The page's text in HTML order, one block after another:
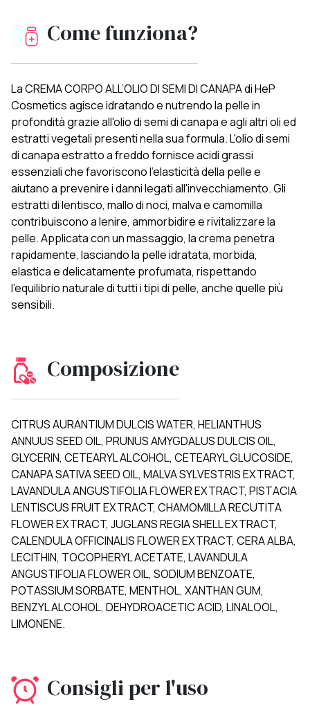
Come funziona?
La CREMA CORPO ALL’OLIO DI SEMI DI CANAPA di HeP
Cosmetics agisce idratando e nutrendo la pelle in
profondità grazie all'olio di semi di canapa e agli altri oli ed
estratti vegetali presenti nella sua formula. L'olio di semi
di canapa estratto a freddo fornisce acidi grassi
essenziali che favoriscono l'elasticità della pelle e
aiutano a prevenire i danni legati all'invecchiamento. Gli
estratti di lentisco, mallo di noci, malva e camomilla
contribuiscono a lenire, ammorbidire e rivitalizzare la
pelle. Applicata con un massaggio, la crema penetra
rapidamente, lasciando la pelle idratata, morbida,
elastica e delicatamente profumata, rispettando
l'equilibrio naturale di tutti i tipi di pelle, anche quelle più
sensibili.
Composizione
CITRUS AURANTIUM DULCIS WATER, HELIANTHUS
ANNUUS SEED OIL, PRUNUS AMYGDALUS DULCIS OIL,
GLYCERIN, CETEARYL ALCOHOL, CETEARYL GLUCOSIDE,
CANAPA SATIVA SEED OIL, MALVA SYLVESTRIS EXTRACT,
LAVANDULA ANGUSTIFOLIA FLOWER EXTRACT, PISTACIA
LENTISCUS FRUIT EXTRACT, CHAMOMILLA RECUTITA
FLOWER EXTRACT, JUGLANS REGIA SHELL EXTRACT,
CALENDULA OFFICINALIS FLOWER EXTRACT, CERA ALBA,
LECITHIN, TOCOPHERYL ACETATE, LAVANDULA
ANGUSTIFOLIA FLOWER OIL, SODIUM BENZOATE,
POTASSIUM SORBATE, MENTHOL, XANTHAN GUM,
BENZYL ALCOHOL, DEHYDROACETIC ACID, LINALOOL,
LIMONENE.
Consigli per l'uso